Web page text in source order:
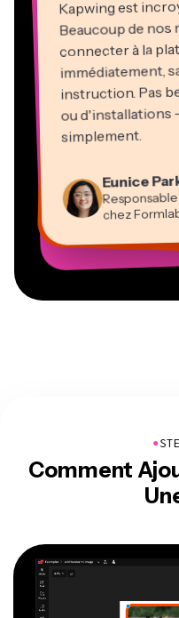
Kapwing est
Beaucoup de nos
connecter à la
immédiatement,
instruction. Pas
ou d'installations
simplement.
Eunice
chez
Vannesia
PDG chez
Grant
Co-
Associé
Kerry-lee
Youtubeur
Gracie
Directeur
Martin
Éditeur vidéo
Éducation
Consultant
Mitch
Prestataire de services indépendant en information
Dina
Travailleur
●
Comment